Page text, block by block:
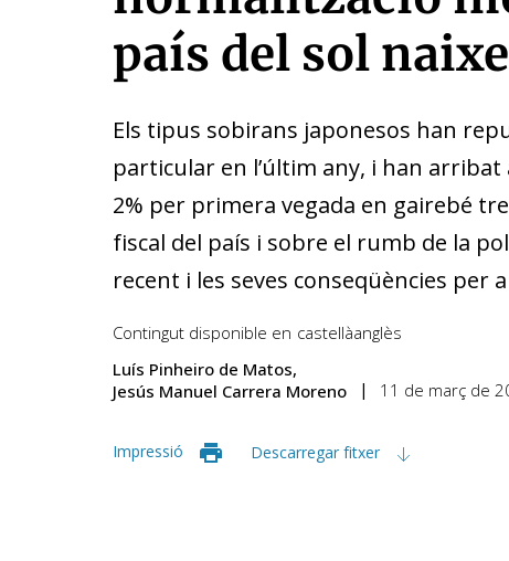
país del sol
Els tipus sobirans japonesos han
particular en l’últim any, i han
2% per primera vegada en gairebé
fiscal del país i sobre el rumb de la
recent i les seves conseqüències per
Contingut disponible en castellàanglès
Luís Pinheiro de Matos
Jesús Manuel Carrera Moreno
11 de març de
Impressió Descarregar fitxer